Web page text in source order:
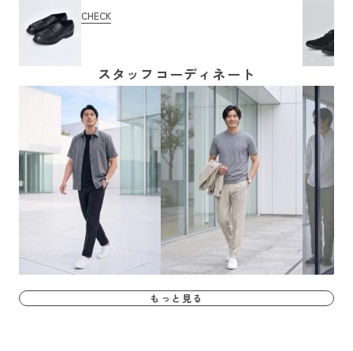
CHECK
スタッフコーディネート
もっと見る